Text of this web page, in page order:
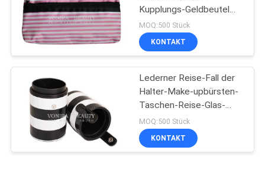
Make-upbürsten-
Sammlung
Kupplungs-Geldbeutel
für Speicherprivates
Logo
MOQ:500 Stück
KONTAKT
Lederner Reise-Fall der
Halter-Make-upbürsten-
Taschen-Reise-Glas-
Schalen-/Make-up
MOQ:500 Stück
KONTAKT